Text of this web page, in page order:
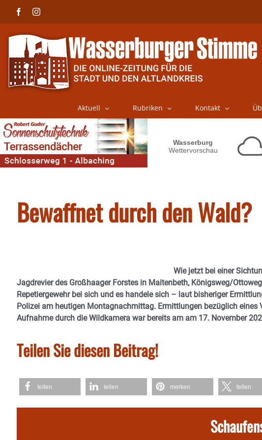
FacebookInstagram
Aktuell Rubriken Kontakt
Bewaffnet durch den Wald?
Wie jetzt bei einer
Jagdrevier des Großhaager Forstes in Maitenbeth, Königsweg/
Repetiergewehr bei sich und es handele sich – laut bisheriger
Polizei am heutigen Montagnachmittag. Ermittlungen bezüglich eines
Aufnahme durch die Wildkamera war bereits am am 17. November
Teilen Sie diesen Beitrag!
teilen teilen merken teilen